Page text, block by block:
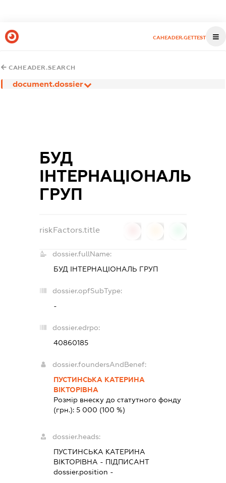
CAHEADER.GETTEST
CAHEADER.SEARCH
document.dossier
БУД
ІНТЕРНАЦІОНАЛЬ
ГРУП
riskFactors.title
dossier.fullName:
БУД ІНТЕРНАЦІОНАЛЬ ГРУП
dossier.opfSubType:
-
dossier.edrpo:
40860185
dossier.foundersAndBenef:
ПУСТИНСЬКА КАТЕРИНА
ВІКТОРІВНА
Розмір внеску до статутного фонду
(грн.): 5 000 (100 %)
dossier.heads:
ПУСТИНСЬКА КАТЕРИНА
ВІКТОРІВНА - ПІДПИСАНТ
dossier.position -